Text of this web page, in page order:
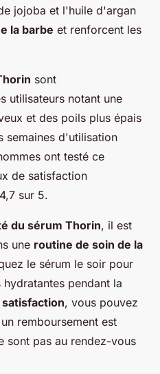
jojoba et l'huile d'argan
la barbe et renforcent les
sont
utilisateurs notant une
et des poils plus épais
semaines d'utilisation
ont testé ce
de satisfaction
sur 5.
du sérum Thorin, il est
une routine de soin de la
le sérum le soir pour
pendant la
, vous pouvez
remboursement est
sont pas au rendez-vous